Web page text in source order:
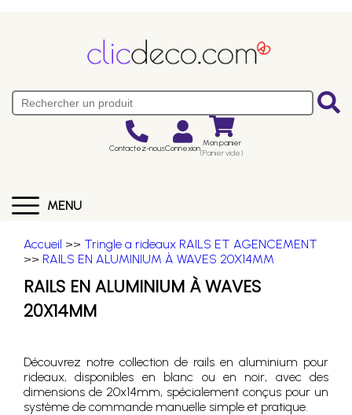
Contactez-nousConnexion Mon panier
(Panier vide)
MENU
Accueil >> Tringle a rideaux RAILS ET AGENCEMENT
>> RAILS EN ALUMINIUM À WAVES 20X14MM
RAILS EN ALUMINIUM À WAVES
20X14MM
Découvrez notre collection de rails en aluminium pour
rideaux, disponibles en blanc ou en noir, avec des
dimensions de 20x14mm, spécialement conçus pour un
système de commande manuelle simple et pratique.